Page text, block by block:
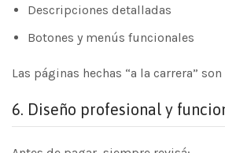
Descripciones detalladas
Botones y menús funcionales
Las páginas hechas “a la carrera”
6. Diseño profesional y